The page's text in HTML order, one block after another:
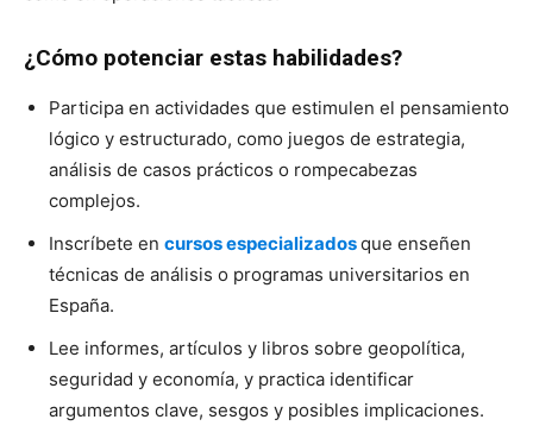
¿Cómo potenciar estas habilidades?
Participa en actividades que estimulen el pensamiento
lógico y estructurado, como juegos de estrategia,
análisis de casos prácticos o rompecabezas
complejos.
Inscríbete en cursos especializadosque enseñen
técnicas de análisis o programas universitarios en
España.
Lee informes, artículos y libros sobre geopolítica,
seguridad y economía, y practica identificar
argumentos clave, sesgos y posibles implicaciones.